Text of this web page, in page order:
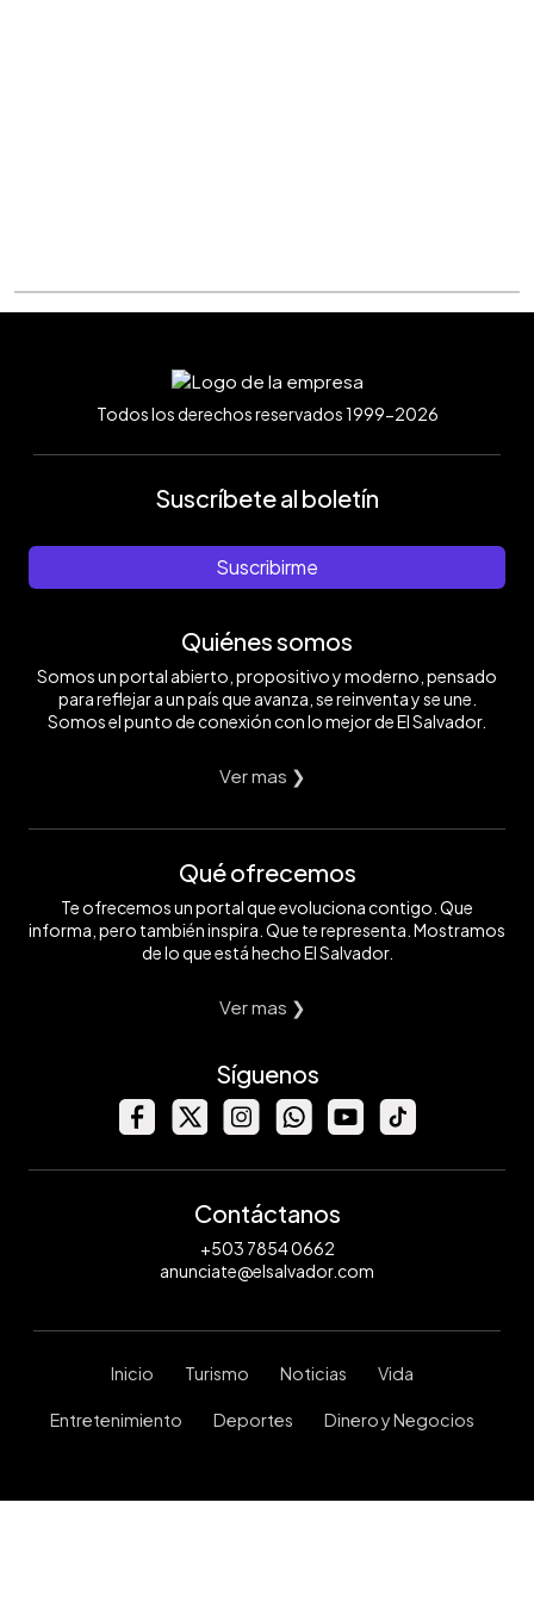
Todos los derechos reservados 1999-2026
Suscríbete al boletín
Suscribirme
Quiénes somos
Somos un portal abierto, propositivo y moderno, pensado
para reflejar a un país que avanza, se reinventa y se une.
Somos el punto de conexión con lo mejor de El Salvador.
Ver mas ❯
Qué ofrecemos
Te ofrecemos un portal que evoluciona contigo. Que
informa, pero también inspira. Que te representa. Mostramos
de lo que está hecho El Salvador.
Ver mas ❯
Síguenos
Contáctanos
+503 7854 0662
anunciate@elsalvador.com
Inicio Turismo Noticias Vida
Entretenimiento Deportes Dinero y Negocios